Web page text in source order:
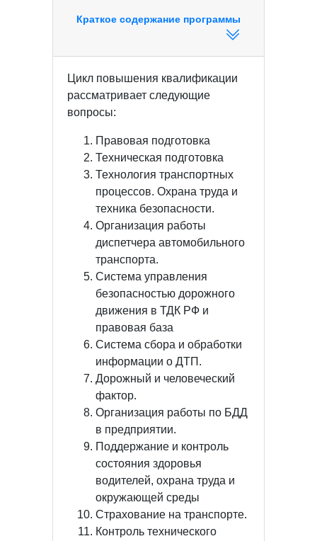
Краткое содержание программы
Цикл повышения квалификации
рассматривает следующие
вопросы:
Правовая подготовка
Техническая подготовка
Технология транспортных
процессов. Охрана труда и
техника безопасности.
Организация работы
диспетчера автомобильного
транспорта.
Система управления
безопасностью дорожного
движения в ТДК РФ и
правовая база
Система сбора и обработки
информации о ДТП.
Дорожный и человеческий
фактор.
Организация работы по БДД
в предприятии.
Поддержание и контроль
состояния здоровья
водителей, охрана труда и
окружающей среды
Страхование на транспорте.
Контроль технического